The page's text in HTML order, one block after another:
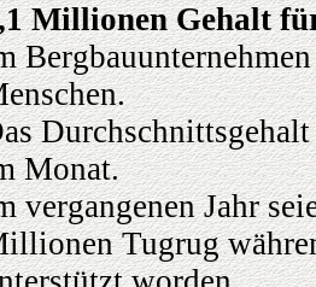
Millionen Gehalt
Monat.
vergangenen Jahr
Tugrug